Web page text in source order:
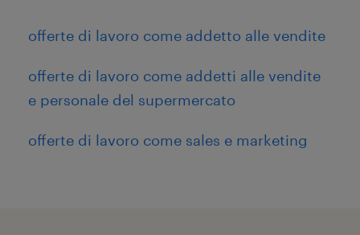
offerte di lavoro come addetto alle vendite
offerte di lavoro come addetti alle vendite
e personale del supermercato
offerte di lavoro come sales e marketing